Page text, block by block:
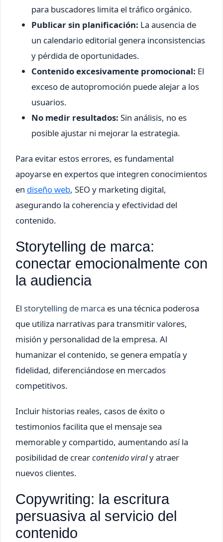
para buscadores limita el tráfico orgánico.
Publicar sin planificación: La ausencia de
un calendario editorial genera inconsistencias
y pérdida de oportunidades.
Contenido excesivamente promocional: El
exceso de autopromoción puede alejar a los
usuarios.
No medir resultados: Sin análisis, no es
posible ajustar ni mejorar la estrategia.
Para evitar estos errores, es fundamental
apoyarse en expertos que integren conocimientos
en diseño web, SEO y marketing digital,
asegurando la coherencia y efectividad del
contenido.
Storytelling de marca:
conectar emocionalmente con
la audiencia
El storytelling de marca es una técnica poderosa
que utiliza narrativas para transmitir valores,
misión y personalidad de la empresa. Al
humanizar el contenido, se genera empatía y
fidelidad, diferenciándose en mercados
competitivos.
Incluir historias reales, casos de éxito o
testimonios facilita que el mensaje sea
memorable y compartido, aumentando así la
posibilidad de crearcontenido viraly atraer
nuevos clientes.
Copywriting: la escritura
persuasiva al servicio del
contenido